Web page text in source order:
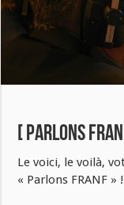
[ PARLONS
Le voici, le voilà,
« Parlons FRANF » !